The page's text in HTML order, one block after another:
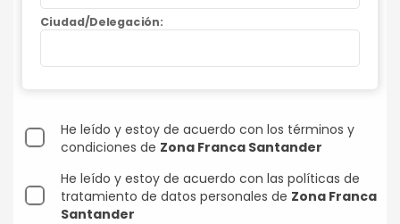
Ciudad/Delegación:
He leído y estoy de acuerdo con los términos y
condiciones de Zona Franca Santander
He leído y estoy de acuerdo con las políticas de
tratamiento de datos personales de Zona Franca
Santander